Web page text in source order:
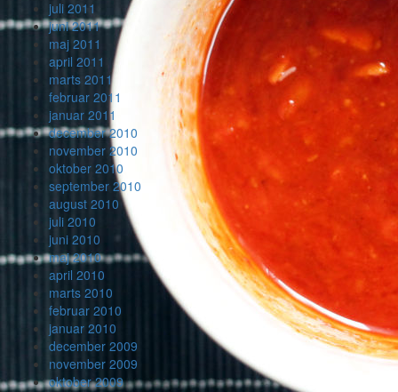
juli 2011
juni 2011
maj 2011
april 2011
marts 2011
februar 2011
januar 2011
december 2010
november 2010
oktober 2010
september 2010
august 2010
juli 2010
juni 2010
maj 2010
april 2010
marts 2010
februar 2010
januar 2010
december 2009
november 2009
oktober 2009